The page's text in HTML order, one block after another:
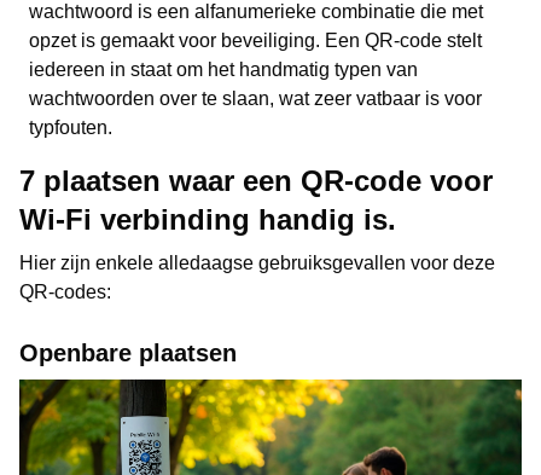
wachtwoord is een alfanumerieke combinatie die met
opzet is gemaakt voor beveiliging. Een QR-code stelt
iedereen in staat om het handmatig typen van
wachtwoorden over te slaan, wat zeer vatbaar is voor
typfouten.
7 plaatsen waar een QR-code voor
Wi-Fi verbinding handig is.
Hier zijn enkele alledaagse gebruiksgevallen voor deze
QR-codes:
Openbare plaatsen